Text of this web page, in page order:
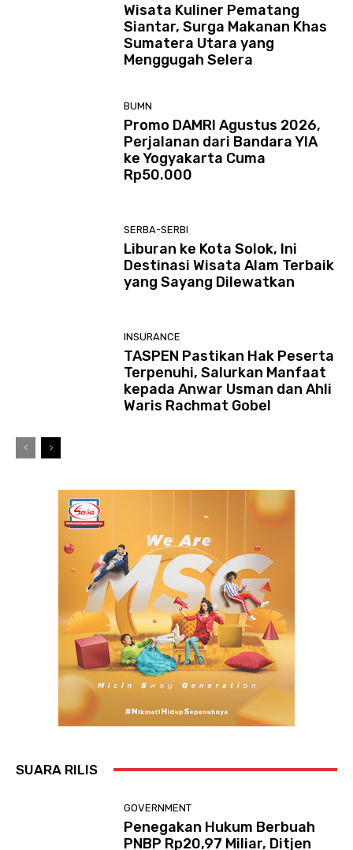
Wisata Kuliner Pematang
Siantar, Surga Makanan Khas
Sumatera Utara yang
Menggugah Selera
BUMN
Promo DAMRI Agustus 2026,
Perjalanan dari Bandara YIA
ke Yogyakarta Cuma
Rp50.000
SERBA-SERBI
Liburan ke Kota Solok, Ini
Destinasi Wisata Alam Terbaik
yang Sayang Dilewatkan
INSURANCE
TASPEN Pastikan Hak Peserta
Terpenuhi, Salurkan Manfaat
kepada Anwar Usman dan Ahli
Waris Rachmat Gobel
SUARA RILIS
GOVERNMENT
Penegakan Hukum Berbuah
PNBP Rp20,97 Miliar, Ditjen